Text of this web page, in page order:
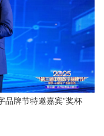
品牌节特邀嘉宾”奖杯